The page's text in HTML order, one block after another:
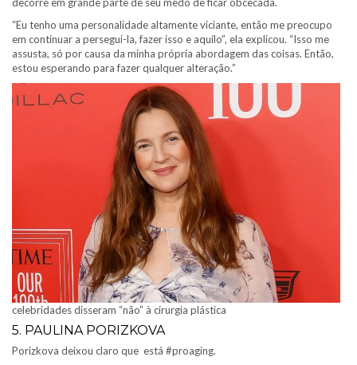
decorre em grande parte de seu medo de ficar obcecada.
“Eu tenho uma personalidade altamente viciante, então me preocupo
em continuar a persegui-la, fazer isso e aquilo”, ela explicou. “Isso me
assusta, só por causa da minha própria abordagem das coisas. Então,
estou esperando para fazer qualquer alteração.”
celebridades disseram “não” à cirurgia plástica
5. PAULINA PORIZKOVA
Porizkova deixou claro que está #proaging.